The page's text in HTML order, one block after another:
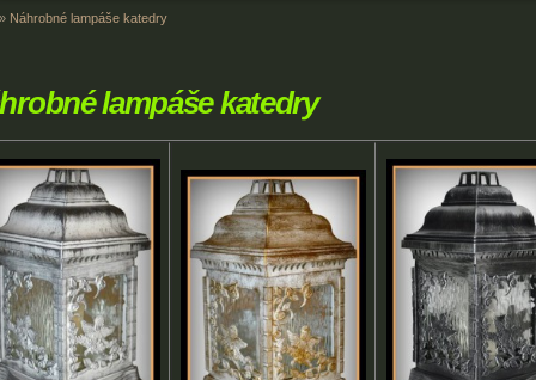
Náhrobné lampáše katedry
lampáše katedry